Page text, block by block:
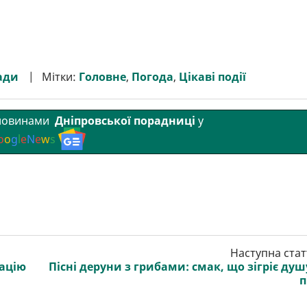
Мітки: Головне, Погода, Цікаві події
Дніпровської порадниці у
ogleNews
Наступна
Пісні деруни з грибами: смак, що зігріє